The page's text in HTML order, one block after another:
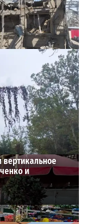
после атаки
и